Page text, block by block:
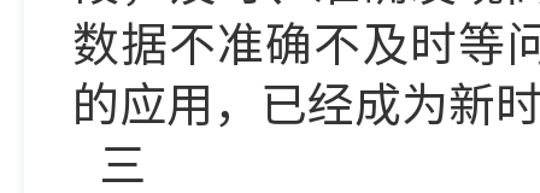
数据不准确不及时等
的应用，已经成为新
三